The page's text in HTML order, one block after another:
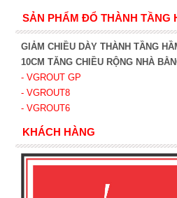
SẢN PHẨM ĐỔ THÀNH TẦNG
GIẢM CHIỀU DÀY THÀNH TẦNG
10CM TĂNG CHIỀU RỘNG NHÀ
- VGROUT GP
- VGROUT8
- VGROUT6
KHÁCH HÀNG